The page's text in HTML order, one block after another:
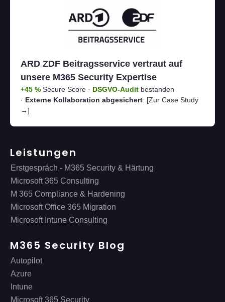
ARD ZDF Beitragsservice vertraut auf
unsere M365 Security Expertise
+45 % Secure Score · DSGVO-Audit bestanden
· Externe Kollaboration abgesichert: [Zur Case Study
→]
Leistungen
Erstgespräch - M365 Security & Härtung
Microsoft 365 Consulting
M 365 Compliance & Hardening
Microsoft Office 365 Migration
Microsoft Intune Consulting
M365 Security Blog
Autopilot
Azure
Intune
Microsoft 365 Security